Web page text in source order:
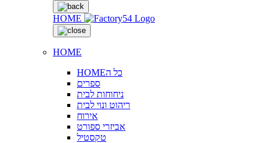
HOME
HOME
HOMEכל ה
ספרים
ניחוחות לבית
ריהוט ונוי לבית
אירוח
אביזרי ספורט
טקסטיל